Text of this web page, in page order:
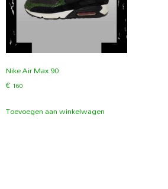
Nike Air Max 90
€ 160
Toevoegen aan winkelwagen